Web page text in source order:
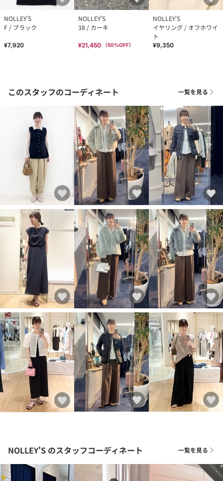
NOLLEY'S
F / ブラック
¥7,920
NOLLEY'S
38 / カーキ
¥21,450 （50%OFF）
NOLLEY'S
イヤリング / オフホワイ
ト
¥9,350
このスタッフのコーディネート 一覧を見る
NOLLEY'S のスタッフコーディネート 一覧を見る